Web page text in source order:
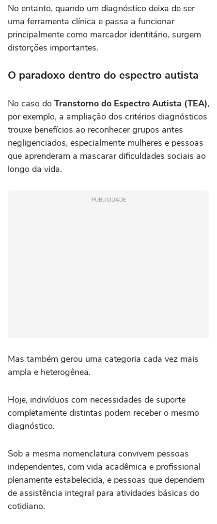
No entanto, quando um diagnóstico deixa de ser
uma ferramenta clínica e passa a funcionar
principalmente como marcador identitário, surgem
distorções importantes.
O paradoxo dentro do espectro autista
No caso do Transtorno do Espectro Autista (TEA),
por exemplo, a ampliação dos critérios diagnósticos
trouxe benefícios ao reconhecer grupos antes
negligenciados, especialmente mulheres e pessoas
que aprenderam a mascarar dificuldades sociais ao
longo da vida.
PUBLICIDADE
Mas também gerou uma categoria cada vez mais
ampla e heterogênea.
Hoje, indivíduos com necessidades de suporte
completamente distintas podem receber o mesmo
diagnóstico.
Sob a mesma nomenclatura convivem pessoas
independentes, com vida acadêmica e profissional
plenamente estabelecida, e pessoas que dependem
de assistência integral para atividades básicas do
cotidiano.